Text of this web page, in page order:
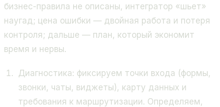
бизнес-правила не описаны, интегратор «шьет»
наугад; цена ошибки — двойная работа и потеря
контроля; дальше — план, который экономит
время и нервы.
Диагностика: фиксируем точки входа (формы,
звонки, чаты, виджеты), карту данных и
требования к маршрутизации. Определяем,